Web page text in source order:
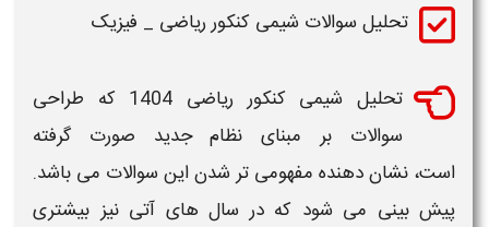
تحلیل سوالات شیمی کنکور ریاضی _ فیزیک
تحلیل شیمی کنکور ریاضی 1404 که طراحی
سوالات بر مبنای نظام جدید صورت گرفته
است، نشان دهنده مفهومی تر شدن این سوالات می باشد.
پیش بینی می شود که در سال های آتی نیز بیشتری